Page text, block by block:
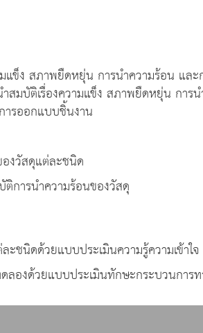
ง สภาพยืดหยุ่น การนำความร้อน และ
สมบัติเรื่องความแข็ง สภาพยืดหยุ่น การ
ารออกแบบชิ้นงาน
งวัสดุแต่ละชนิด
การนำความร้อนของวัสดุ
ชนิดด้วยแบบประเมินความรู้ความเข้าใจ
องด้วยแบบประเมินทักษะกระบวนการ